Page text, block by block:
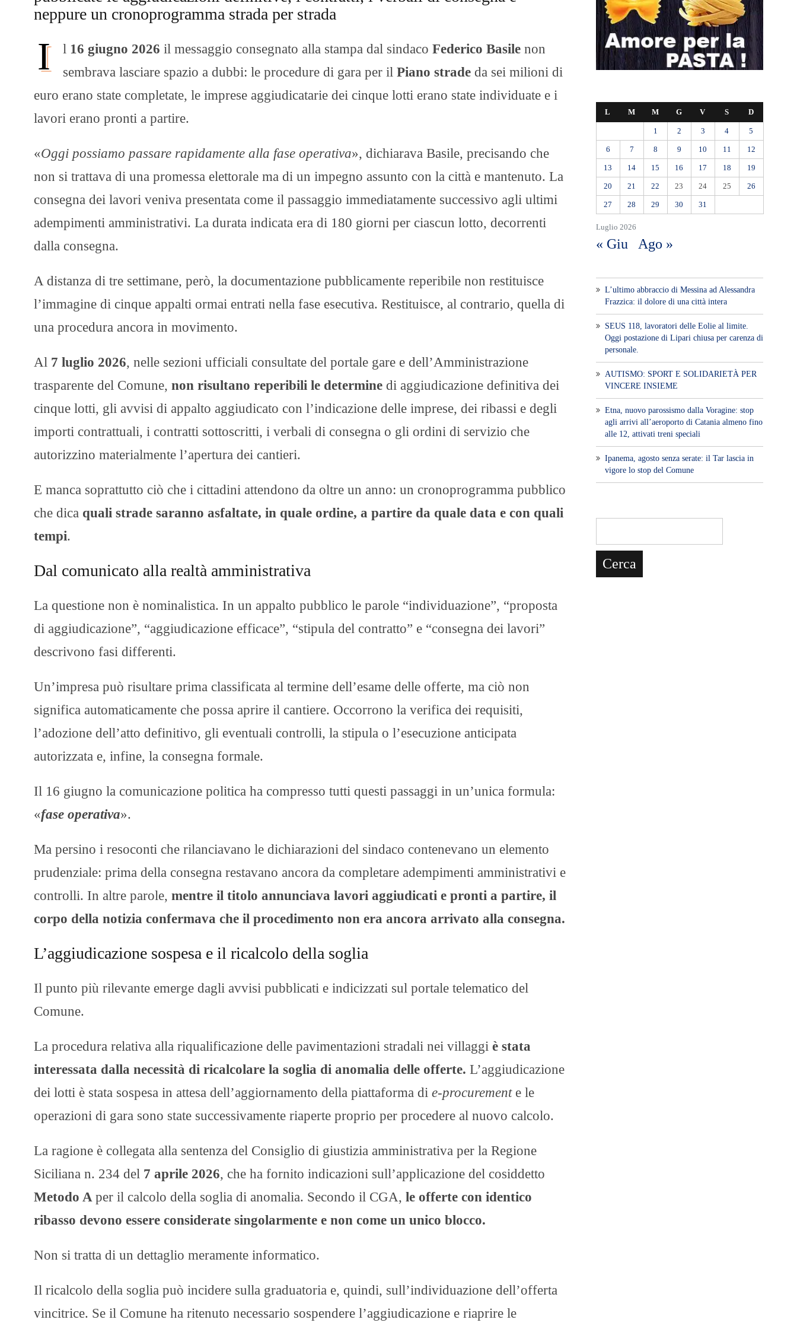
neppure un cronoprogramma strada per strada
I l 16 giugno 2026 il messaggio consegnato alla stampa dal sindaco Federico Basile non
sembrava lasciare spazio a dubbi: le procedure di gara per il Piano strade da sei milioni di
euro erano state completate, le imprese aggiudicatarie dei cinque lotti erano state individuate e i
lavori erano pronti a partire.
«Oggi possiamo passare rapidamente alla fase operativa», dichiarava Basile, precisando che
non si trattava di una promessa elettorale ma di un impegno assunto con la città e mantenuto. La
consegna dei lavori veniva presentata come il passaggio immediatamente successivo agli ultimi
adempimenti amministrativi. La durata indicata era di 180 giorni per ciascun lotto, decorrenti
dalla consegna.
A distanza di tre settimane, però, la documentazione pubblicamente reperibile non restituisce
l’immagine di cinque appalti ormai entrati nella fase esecutiva. Restituisce, al contrario, quella di
una procedura ancora in movimento.
Al 7 luglio 2026, nelle sezioni ufficiali consultate del portale gare e dell’Amministrazione
trasparente del Comune, non risultano reperibili le determine di aggiudicazione definitiva dei
cinque lotti, gli avvisi di appalto aggiudicato con l’indicazione delle imprese, dei ribassi e degli
importi contrattuali, i contratti sottoscritti, i verbali di consegna o gli ordini di servizio che
autorizzino materialmente l’apertura dei cantieri.
E manca soprattutto ciò che i cittadini attendono da oltre un anno: un cronoprogramma pubblico
che dica quali strade saranno asfaltate, in quale ordine, a partire da quale data e con quali
tempi.
Dal comunicato alla realtà amministrativa
La questione non è nominalistica. In un appalto pubblico le parole “individuazione”, “proposta
di aggiudicazione”, “aggiudicazione efficace”, “stipula del contratto” e “consegna dei lavori”
descrivono fasi differenti.
Un’impresa può risultare prima classificata al termine dell’esame delle offerte, ma ciò non
significa automaticamente che possa aprire il cantiere. Occorrono la verifica dei requisiti,
l’adozione dell’atto definitivo, gli eventuali controlli, la stipula o l’esecuzione anticipata
autorizzata e, infine, la consegna formale.
Il 16 giugno la comunicazione politica ha compresso tutti questi passaggi in un’unica formula:
«fase operativa».
Ma persino i resoconti che rilanciavano le dichiarazioni del sindaco contenevano un elemento
prudenziale: prima della consegna restavano ancora da completare adempimenti amministrativi e
controlli. In altre parole, mentre il titolo annunciava lavori aggiudicati e pronti a partire, il
corpo della notizia confermava che il procedimento non era ancora arrivato alla consegna.
L’aggiudicazione sospesa e il ricalcolo della soglia
Il punto più rilevante emerge dagli avvisi pubblicati e indicizzati sul portale telematico del
Comune.
La procedura relativa alla riqualificazione delle pavimentazioni stradali nei villaggi è stata
interessata dalla necessità di ricalcolare la soglia di anomalia delle offerte. L’aggiudicazione
dei lotti è stata sospesa in attesa dell’aggiornamento della piattaforma di e-procuremente le
operazioni di gara sono state successivamente riaperte proprio per procedere al nuovo calcolo.
La ragione è collegata alla sentenza del Consiglio di giustizia amministrativa per la Regione
Siciliana n. 234 del 7 aprile 2026, che ha fornito indicazioni sull’applicazione del cosiddetto
Metodo A per il calcolo della soglia di anomalia. Secondo il CGA, le offerte con identico
ribasso devono essere considerate singolarmente e non come un unico blocco.
Non si tratta di un dettaglio meramente informatico.
Il ricalcolo della soglia può incidere sulla graduatoria e, quindi, sull’individuazione dell’offerta
vincitrice. Se il Comune ha ritenuto necessario sospendere l’aggiudicazione e riaprire le
Luglio 2026
L M M G V S D
1 2 3 4 5
6 7 8 9 10 11 12
13 14 15 16 17 18 19
20 21 22 23 24 25 26
27 28 29 30 31
« Giu Ago »
L’ultimo abbraccio di Messina ad Alessandra
Frazzica: il dolore di una città intera
SEUS 118, lavoratori delle Eolie al limite.
Oggi postazione di Lipari chiusa per carenza di
personale.
AUTISMO: SPORT E SOLIDARIETÀ PER
VINCERE INSIEME
Etna, nuovo parossismo dalla Voragine: stop
agli arrivi all’aeroporto di Catania almeno fino
alle 12, attivati treni speciali
Ipanema, agosto senza serate: il Tar lascia in
vigore lo stop del Comune